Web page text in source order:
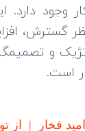
دارد.
گسترش،
و
است.